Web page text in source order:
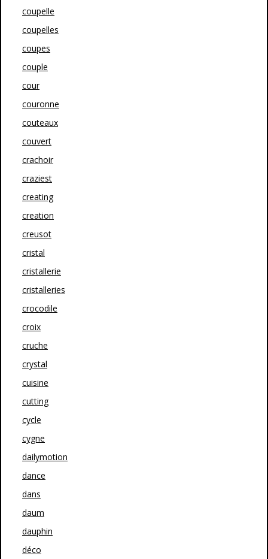
coupelle
coupelles
coupes
couple
cour
couronne
couteaux
couvert
crachoir
craziest
creating
creation
creusot
cristal
cristallerie
cristalleries
crocodile
croix
cruche
crystal
cuisine
cutting
cycle
cygne
dailymotion
dance
dans
daum
dauphin
déco